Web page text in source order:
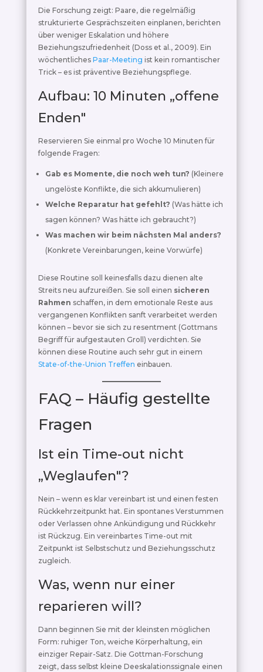
Die Forschung zeigt: Paare, die regelmäßig
strukturierte Gesprächszeiten einplanen, berichten
über weniger Eskalation und höhere
Beziehungszufriedenheit (Doss et al., 2009). Ein
wöchentliches Paar-Meeting ist kein romantischer
Trick – es ist präventive Beziehungspflege.
Aufbau: 10 Minuten „offene
Enden"
Reservieren Sie einmal pro Woche 10 Minuten für
folgende Fragen:
Gab es Momente, die noch weh tun? (Kleinere
ungelöste Konflikte, die sich akkumulieren)
Welche Reparatur hat gefehlt? (Was hätte ich
sagen können? Was hätte ich gebraucht?)
Was machen wir beim nächsten Mal anders?
(Konkrete Vereinbarungen, keine Vorwürfe)
Diese Routine soll keinesfalls dazu dienen alte
Streits neu aufzureißen. Sie soll einen sicheren
Rahmen schaffen, in dem emotionale Reste aus
vergangenen Konflikten sanft verarbeitet werden
können – bevor sie sich zu resentment (Gottmans
Begriff für aufgestauten Groll) verdichten. Sie
können diese Routine auch sehr gut in einem
State-of-the-Union Treffen einbauen.
FAQ – Häufig gestellte
Fragen
Ist ein Time-out nicht
„Weglaufen"?
Nein – wenn es klar vereinbart ist und einen festen
Rückkehrzeitpunkt hat. Ein spontanes Verstummen
oder Verlassen ohne Ankündigung und Rückkehr
ist Rückzug. Ein vereinbartes Time-out mit
Zeitpunkt ist Selbstschutz und Beziehungsschutz
zugleich.
Was, wenn nur einer
reparieren will?
Dann beginnen Sie mit der kleinsten möglichen
Form: ruhiger Ton, weiche Körperhaltung, ein
einziger Repair-Satz. Die Gottman-Forschung
zeigt, dass selbst kleine Deeskalationssignale einen